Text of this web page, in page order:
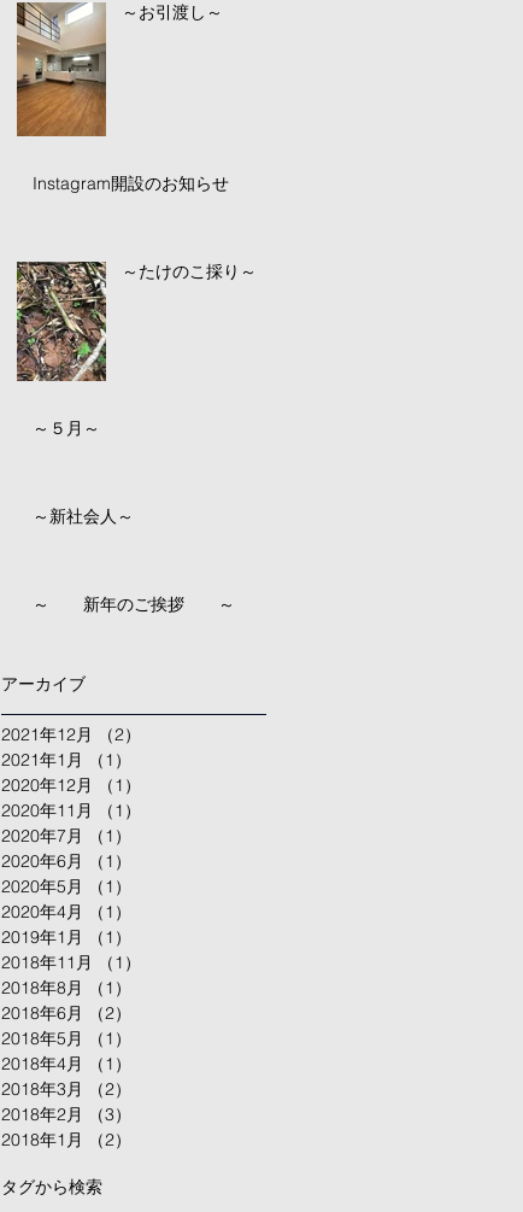
～お引渡し～
Instagram開設のお知らせ
～たけのこ採り～
～５月～
～新社会人～
～ 新年のご挨拶 ～
アーカイブ
2021年12月 （2）
2021年1月
（1）
2020年12月
（1）
2020年11月
（1）
2020年7月
（1）
2020年6月
（1）
2020年5月
（1）
2020年4月
（1）
2019年1月
（1）
2018年11月
（1）
2018年8月
（1）
2018年6月
（2）
2018年5月
（1）
2018年4月
（1）
2018年3月
（2）
2018年2月
（3）
2018年1月
（2）
タグから検索